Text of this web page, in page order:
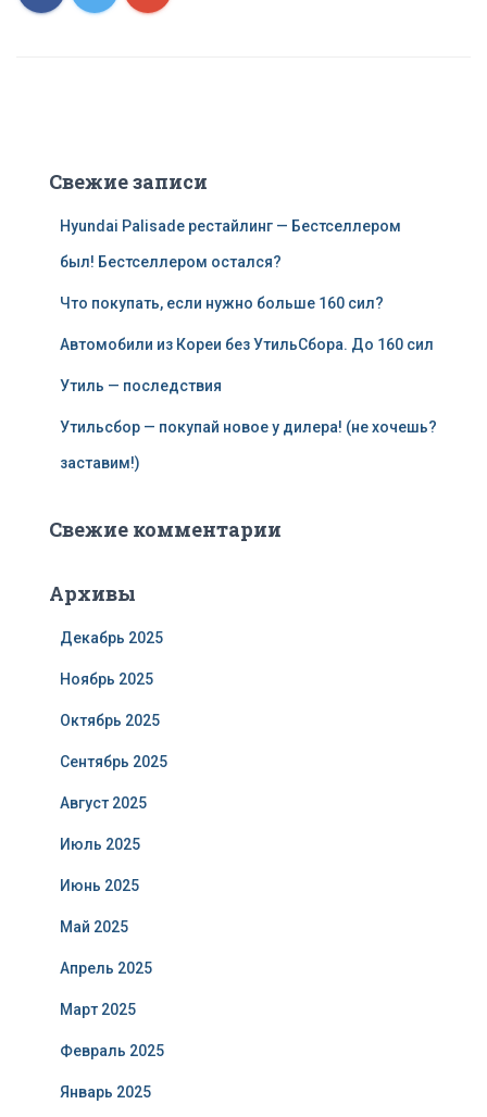
Свежие записи
Hyundai Palisade рестайлинг — Бестселлером
был! Бестселлером остался?
Что покупать, если нужно больше 160 сил?
Автомобили из Кореи без УтильСбора. До 160 сил
Утиль — последствия
Утильсбор — покупай новое у дилера! (не хочешь?
заставим!)
Свежие комментарии
Архивы
Декабрь 2025
Ноябрь 2025
Октябрь 2025
Сентябрь 2025
Август 2025
Июль 2025
Июнь 2025
Май 2025
Апрель 2025
Март 2025
Февраль 2025
Январь 2025